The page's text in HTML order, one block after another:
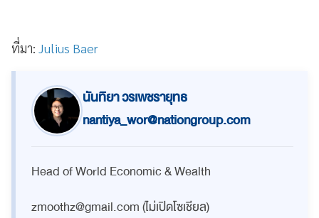
ที่มา: Julius Baer
นันทิยา วรเพชรายุทธ
nantiya_wor@nationgroup.com
Head of World Economic & Wealth
zmoothz@gmail.com(ไม่เปิดโซเชียล)